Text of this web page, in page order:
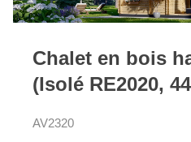
Chalet en bois
(Isolé RE2020,
AV2320